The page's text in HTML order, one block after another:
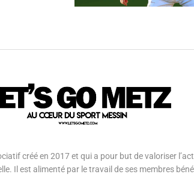
créé en 2017 et qui a pour but de valoriser
Il est alimenté par le travail de ses membres